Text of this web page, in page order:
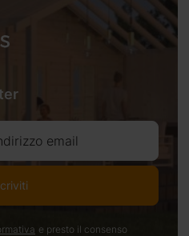
email
e presto il consenso